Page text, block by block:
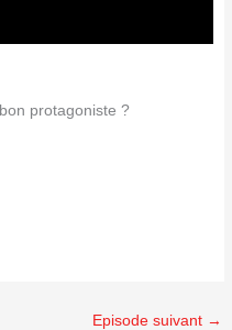
protagoniste ?
Episode suivant →